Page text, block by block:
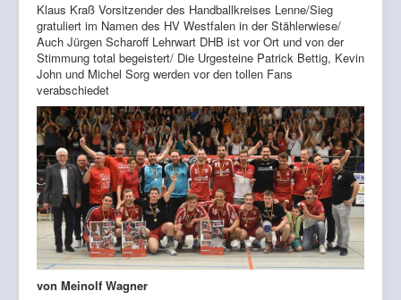
Klaus Kraß Vorsitzender des Handballkreises Lenne/Sieg
gratuliert im Namen des HV Westfalen in der Stählerwiese/
Auch Jürgen Scharoff Lehrwart DHB ist vor Ort und von der
Stimmung total begeistert/ Die Urgesteine Patrick Bettig, Kevin
John und Michel Sorg werden vor den tollen Fans
verabschiedet
von Meinolf Wagner